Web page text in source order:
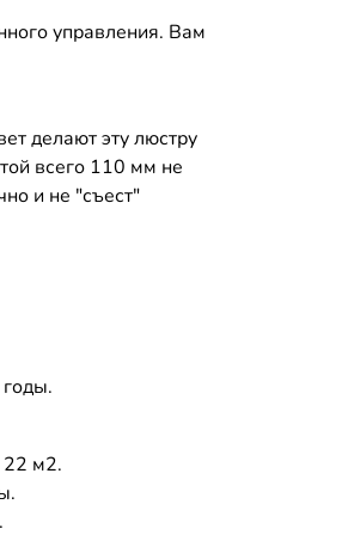
управления. Вам
делают эту люстру
всего 110 мм не
и не "съест"
22 м2.